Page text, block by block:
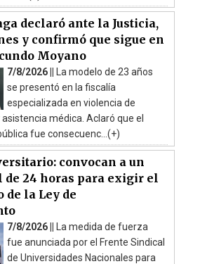
declaró ante la Justicia,
y confirmó que sigue en
Moyano
7/8/2026 || La modelo de 23 años
se presentó en la fiscalía
especializada en violencia de
médica. Aclaró que el
fue consecuenc...(+)
convocan a un
de 24 horas para exigir el
la Ley de
7/8/2026 || La medida de fuerza
fue anunciada por el Frente Sindical
de Universidades Nacionales para